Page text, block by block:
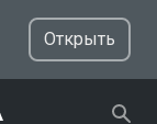
Открыть